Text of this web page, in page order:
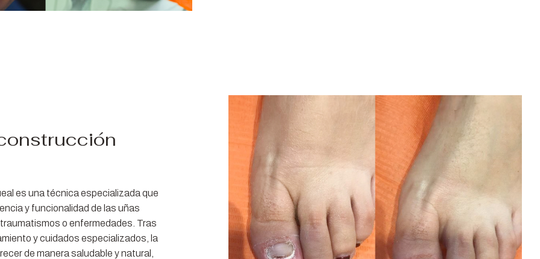
es una técnica especializada que
y funcionalidad de las uñas
o enfermedades. Tras
y cuidados especializados, la
de manera saludable y natural,